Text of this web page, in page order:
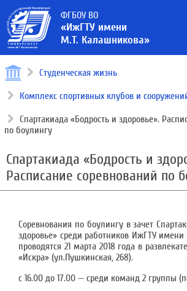
ФГБОУ ВО
«ИжГТУ имени
М.Т. Калашникова»
Студенческая жизнь
Комплекс спортивных клубов и
Спартакиада «Бодрость и здоровье».
по боулингу
Спартакиада «Бодрость и
Расписание соревнований по
Соревнования по боулингу в зачет
здоровье» среди работников ИжГТУ
проводятся 21 марта 2018 года в
«Искра» (ул.Пушкинская, 268).
с 16.00 до 17.00 — среди команд 2 группы